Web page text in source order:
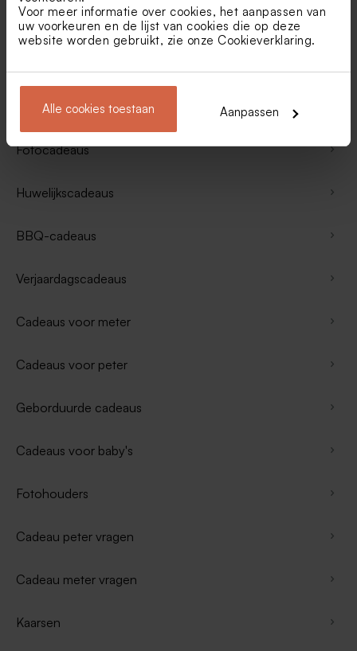
Voor meer informatie over cookies, het aanpassen van
uw voorkeuren en de lijst van cookies die op deze
website worden gebruikt, zie onze Cookieverklaring.
Alle cookies toestaan Aanpassen
Cadeaus voor hem
Alle wanddecoratie
Fotocadeaus
Huwelijkscadeaus
BBQ-cadeaus
Verjaardagscadeaus
Cadeaus voor meter
Cadeaus voor peter
Geborduurde cadeaus
Cadeaus voor baby's
Fotohouders
Cadeau peter vragen
Cadeau meter vragen
Kaarsen